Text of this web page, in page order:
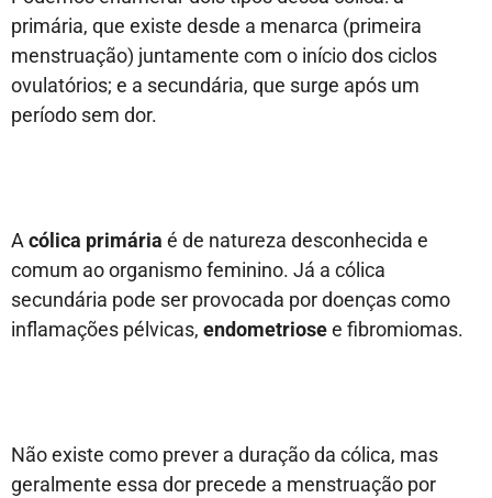
primária, que existe desde a menarca (primeira
menstruação) juntamente com o início dos ciclos
ovulatórios; e a secundária, que surge após um
período sem dor.
Acólica primária é de natureza desconhecida e
comum ao organismo feminino. Já a cólica
secundária pode ser provocada por doenças como
inflamações pélvicas, endometriosee fibromiomas.
Não existe como prever a duração da cólica, mas
geralmente essa dor precede a menstruação por